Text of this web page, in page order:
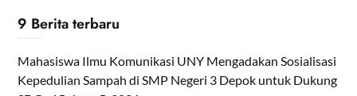
9 Berita terbaru
Mahasiswa Ilmu Komunikasi UNY Mengadakan Sosialisasi
Kepedulian Sampah di SMP Negeri 3 Depok untuk Dukung